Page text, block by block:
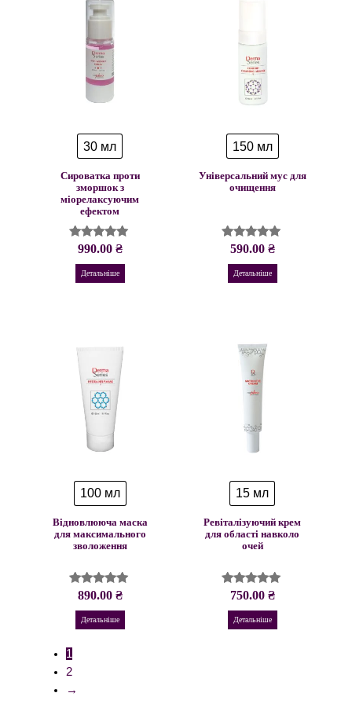
30 мл
Сироватка проти
зморшок з
міорелаксуючим
ефектом
Оцінено в
з 5
990.00 ₴
Детальніше
150 мл
Універсальний мус для
очищення
Оцінено в
з 5
590.00 ₴
Детальніше
100 мл
Відновлююча маска
для максимального
зволоження
Оцінено в
з 5
890.00 ₴
Детальніше
15 мл
Ревіталізуючий крем
для області навколо
очей
Оцінено в
з 5
750.00 ₴
Детальніше
1
2
→